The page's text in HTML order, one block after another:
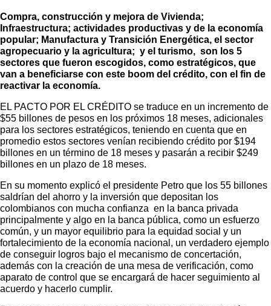
Compra, construcción y mejora de Vivienda;
Infraestructura; actividades productivas y de la economía
popular; Manufactura y Transición Energética, el sector
agropecuario y la agricultura; y el turismo, son los 5
sectores que fueron escogidos, como estratégicos, que
van a beneficiarse con este boom del crédito, con el fin de
reactivar la economía.
EL PACTO POR EL CRÉDITO se traduce en un incremento de
$55 billones de pesos en los próximos 18 meses, adicionales
para los sectores estratégicos, teniendo en cuenta que en
promedio estos sectores venían recibiendo crédito por $194
billones en un término de 18 meses y pasarán a recibir $249
billones en un plazo de 18 meses.
En su momento explicó el presidente Petro que los 55 billones
saldrían del ahorro y la inversión que depositan los
colombianos con mucha confianza en la banca privada
principalmente y algo en la banca pública, como un esfuerzo
común, y un mayor equilibrio para la equidad social y un
fortalecimiento de la economía nacional, un verdadero ejemplo
de conseguir logros bajo el mecanismo de concertación,
además con la creación de una mesa de verificación, como
aparato de control que se encargará de hacer seguimiento al
acuerdo y hacerlo cumplir.